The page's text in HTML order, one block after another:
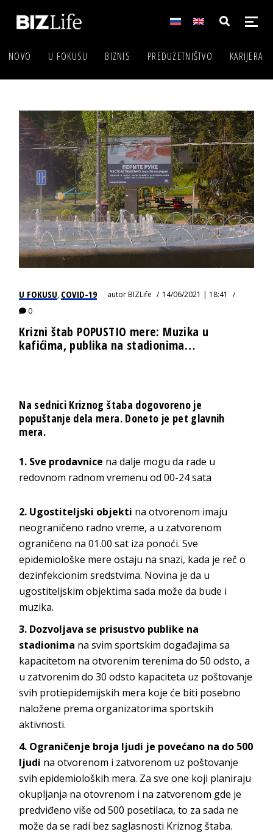
NOVO U FOKUSU BIZNIS PREDUZETNIŠTVO KARIJERA
U FOKUSU, COVID-19 autorBIZLife
14/06/2021 | 18:41
0
Krizni štab POPUSTIO mere: Muzika u
kafićima, publika na stadionima…
Na sednici Kriznog štaba dogovoreno je
popuštanje dela mera. Doneto je pet glavnih
mera.
1. Sve prodavnice na dalje mogu da rade u
redovnom radnom vremenu od 00-24 sata
2. Ugostiteljski objekti na otvorenom imaju
neograničeno radno vreme, a u zatvorenom
ograničeno na 01.00 sat iza ponoći. Sve
epidemiološke mere ostaju na snazi, kada je reč o
dezinfekcionim sredstvima. Novina je da u
ugostiteljskim objektima sada može da bude i
muzika.
3. Dozvoljava se prisustvo publike na
stadionima na svim sportskim događajima sa
kapacitetom na otvorenim terenima do 50 odsto, a
u zatvorenim do 30 odsto kapaciteta uz poštovanje
svih protiepidemijskih mera koje će biti posebno
naložene prema organizatorima sportskih
aktivnosti.
4. Ograničenje broja ljudi je povećano na do 500
ljudi na otvorenom i zatvorenom uz poštovanje
svih epidemioloških mera. Za sve one koji planiraju
okupljanja na otovrenom i na zatvorenom gde je
predviđeno više od 500 posetilaca, to za sada ne
može da se radi bez saglasnosti Kriznog štaba.